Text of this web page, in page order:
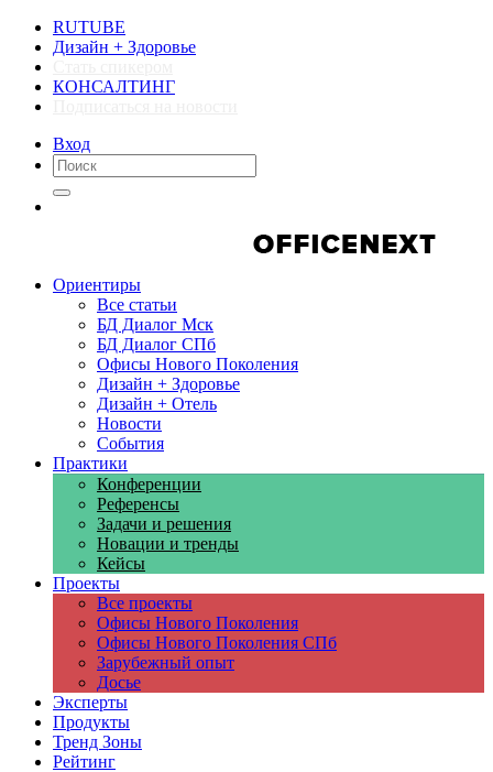
RUTUBE
Дизайн + Здоровье
КОНСАЛТИНГ
Вход
Ориентиры
Все статьи
БД Диалог Мск
БД Диалог СПб
Офисы Нового Поколения
Дизайн + Здоровье
Дизайн + Отель
Новости
События
Практики
Конференции
Референсы
Задачи и решения
Новации и тренды
Кейсы
Проекты
Все проекты
Офисы Нового Поколения
Офисы Нового Поколения СПб
Зарубежный опыт
Досье
Эксперты
Продукты
Тренд Зоны
Рейтинг